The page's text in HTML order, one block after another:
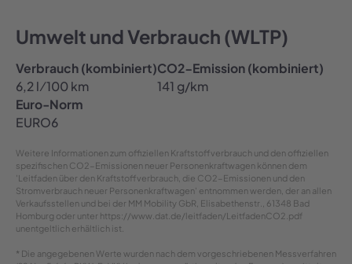
Umwelt und Verbrauch (WLTP)
Verbrauch (kombiniert)
6,2 l ⁄ 100 km
CO2-Emission (kombiniert)
141 g/km
Euro-Norm
EURO6
Weitere Informationen zum offiziellen Kraftstoffverbrauch und den offiziellen
spezifischen CO2-Emissionen neuer Personenkraftwagen können dem
'Leitfaden über den Kraftstoffverbrauch, die CO2-Emissionen und den
Stromverbrauch neuer Personenkraftwagen' entnommen werden, der an allen
Verkaufsstellen und bei der MM Mobility GbR, Elisabethenstr., 61348 Bad
Homburg oder unter https://www.dat.de/leitfaden/LeitfadenCO2.pdf
unentgeltlich erhältlich ist.
* Die angegebenen Werte wurden nach dem vorgeschriebenen Messverfahren